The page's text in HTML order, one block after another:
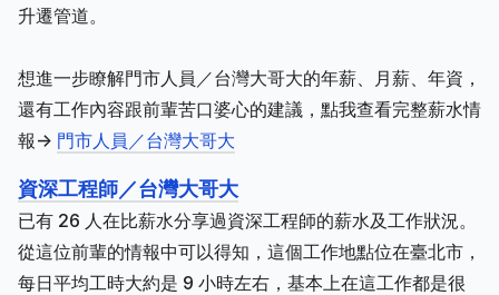
升遷管道。
想進一步瞭解門市人員／台灣大哥大的年薪、月薪、年資，
還有工作內容跟前輩苦口婆心的建議，點我查看完整薪水情
報-> 門市人員／台灣大哥大
資深工程師／台灣大哥大
已有 26 人在比薪水分享過資深工程師的薪水及工作狀況。
從這位前輩的情報中可以得知，這個工作地點位在臺北市，
每日平均工時大約是 9 小時左右，基本上在這工作都是很